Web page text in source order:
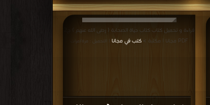
PDF مجانا | مكتبة >
كتب في مجانا | التحميل : مرة/مرات